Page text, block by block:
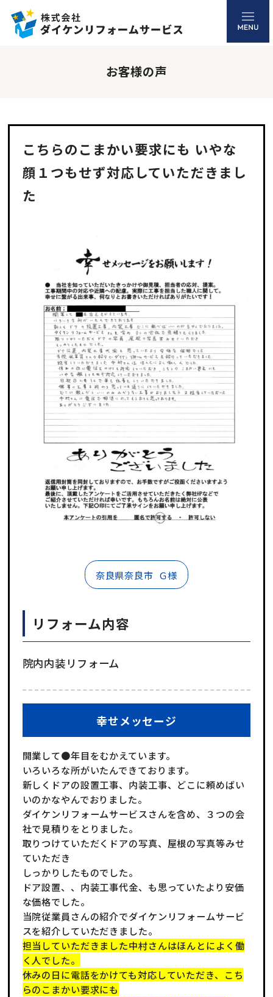
お客様の声
こちらのこまかい要求にも いやな
顔１つもせず対応していただきまし
た
奈良県奈良市 Ｇ様
リフォーム内容
院内内装リフォーム
幸せメッセージ
開業して●年目をむかえています。
いろいろな所がいたんできております。
新しくドアの設置工事、内装工事、どこに頼めばい
いのかなやんでおりました。
ダイケンリフォームサービスさんを含め、３つの会
社で見積りをとりました。
取りつけていただくドアの写真、屋根の写真等みせ
ていただき
しっかりしたものでした。
ドア設置、、内装工事代金、も思っていたより安価
な価格でした。
当院従業員さんの紹介でダイケンリフォームサービ
スを紹介していただきました。
担当していただきました中村さんはほんとによく働
く人でした。
休みの日に電話をかけても対応していただき、こち
らのこまかい要求にも